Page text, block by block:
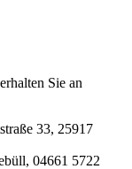
Sie an
33, 25917
04661 5722